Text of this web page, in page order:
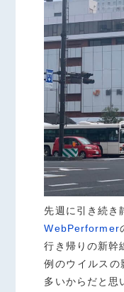
先週に引き続き
WebPerformer
行き帰りの新幹
例のウイルスの
多いからだと思